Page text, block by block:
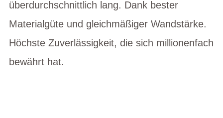
überdurchschnittlich lang. Dank bester
Materialgüte und gleichmäßiger Wandstärke.
Höchste Zuverlässigkeit, die sich millionenfach
bewährt hat.